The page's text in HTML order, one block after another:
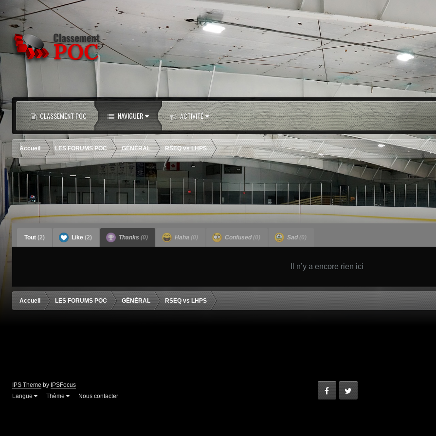
CLASSEMENT POC NAVIGUER ACTIVITÉ
Accueil LES FORUMS POC GÉNÉRAL RSEQ vs LHPS
Tout (2) Like (2) Thanks (0) Haha (0) Confused (0) Sad (0)
Il n’y a encore rien ici
Accueil LES FORUMS POC GÉNÉRAL RSEQ vs LHPS
IPS Theme by IPSFocus
Langue
Thème Nous contacter
Facebook